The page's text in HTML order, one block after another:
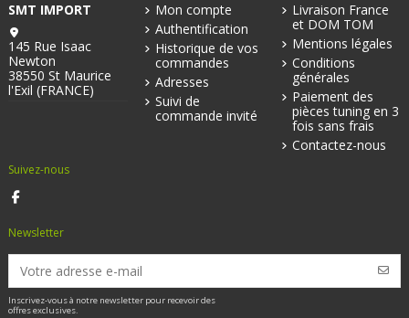
SMT IMPORT
145 Rue Isaac
Newton
38550 St Maurice
l'Exil (FRANCE)
Mon compte
Authentification
Historique de vos
commandes
Adresses
Suivi de
commande invité
Livraison France
et DOM TOM
Mentions légales
Conditions
générales
Paiement des
pièces tuning en 3
fois sans frais
Contactez-nous
Suivez-nous
Newsletter
Inscrivez-vous à notre newsletter pour recevoir des
offres exclusives.